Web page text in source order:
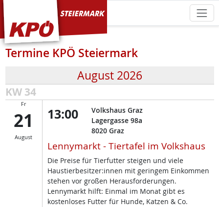
KPÖ Steiermark
Termine KPÖ Steiermark
August 2026
KW 34
Fr
21
August
13:00
Volkshaus Graz
Lagergasse 98a
8020 Graz
Lennymarkt - Tiertafel im Volkshaus
Die Preise für Tierfutter steigen und viele
Haustierbesitzer:innen mit geringem Einkommen
stehen vor großen Herausforderungen.
Lennymarkt hilft: Einmal im Monat gibt es
kostenloses Futter für Hunde, Katzen & Co.